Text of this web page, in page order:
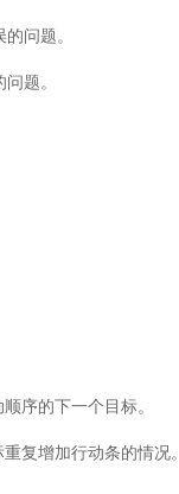
问题。
题。
序的下一个目标。
复增加行动条的情况。